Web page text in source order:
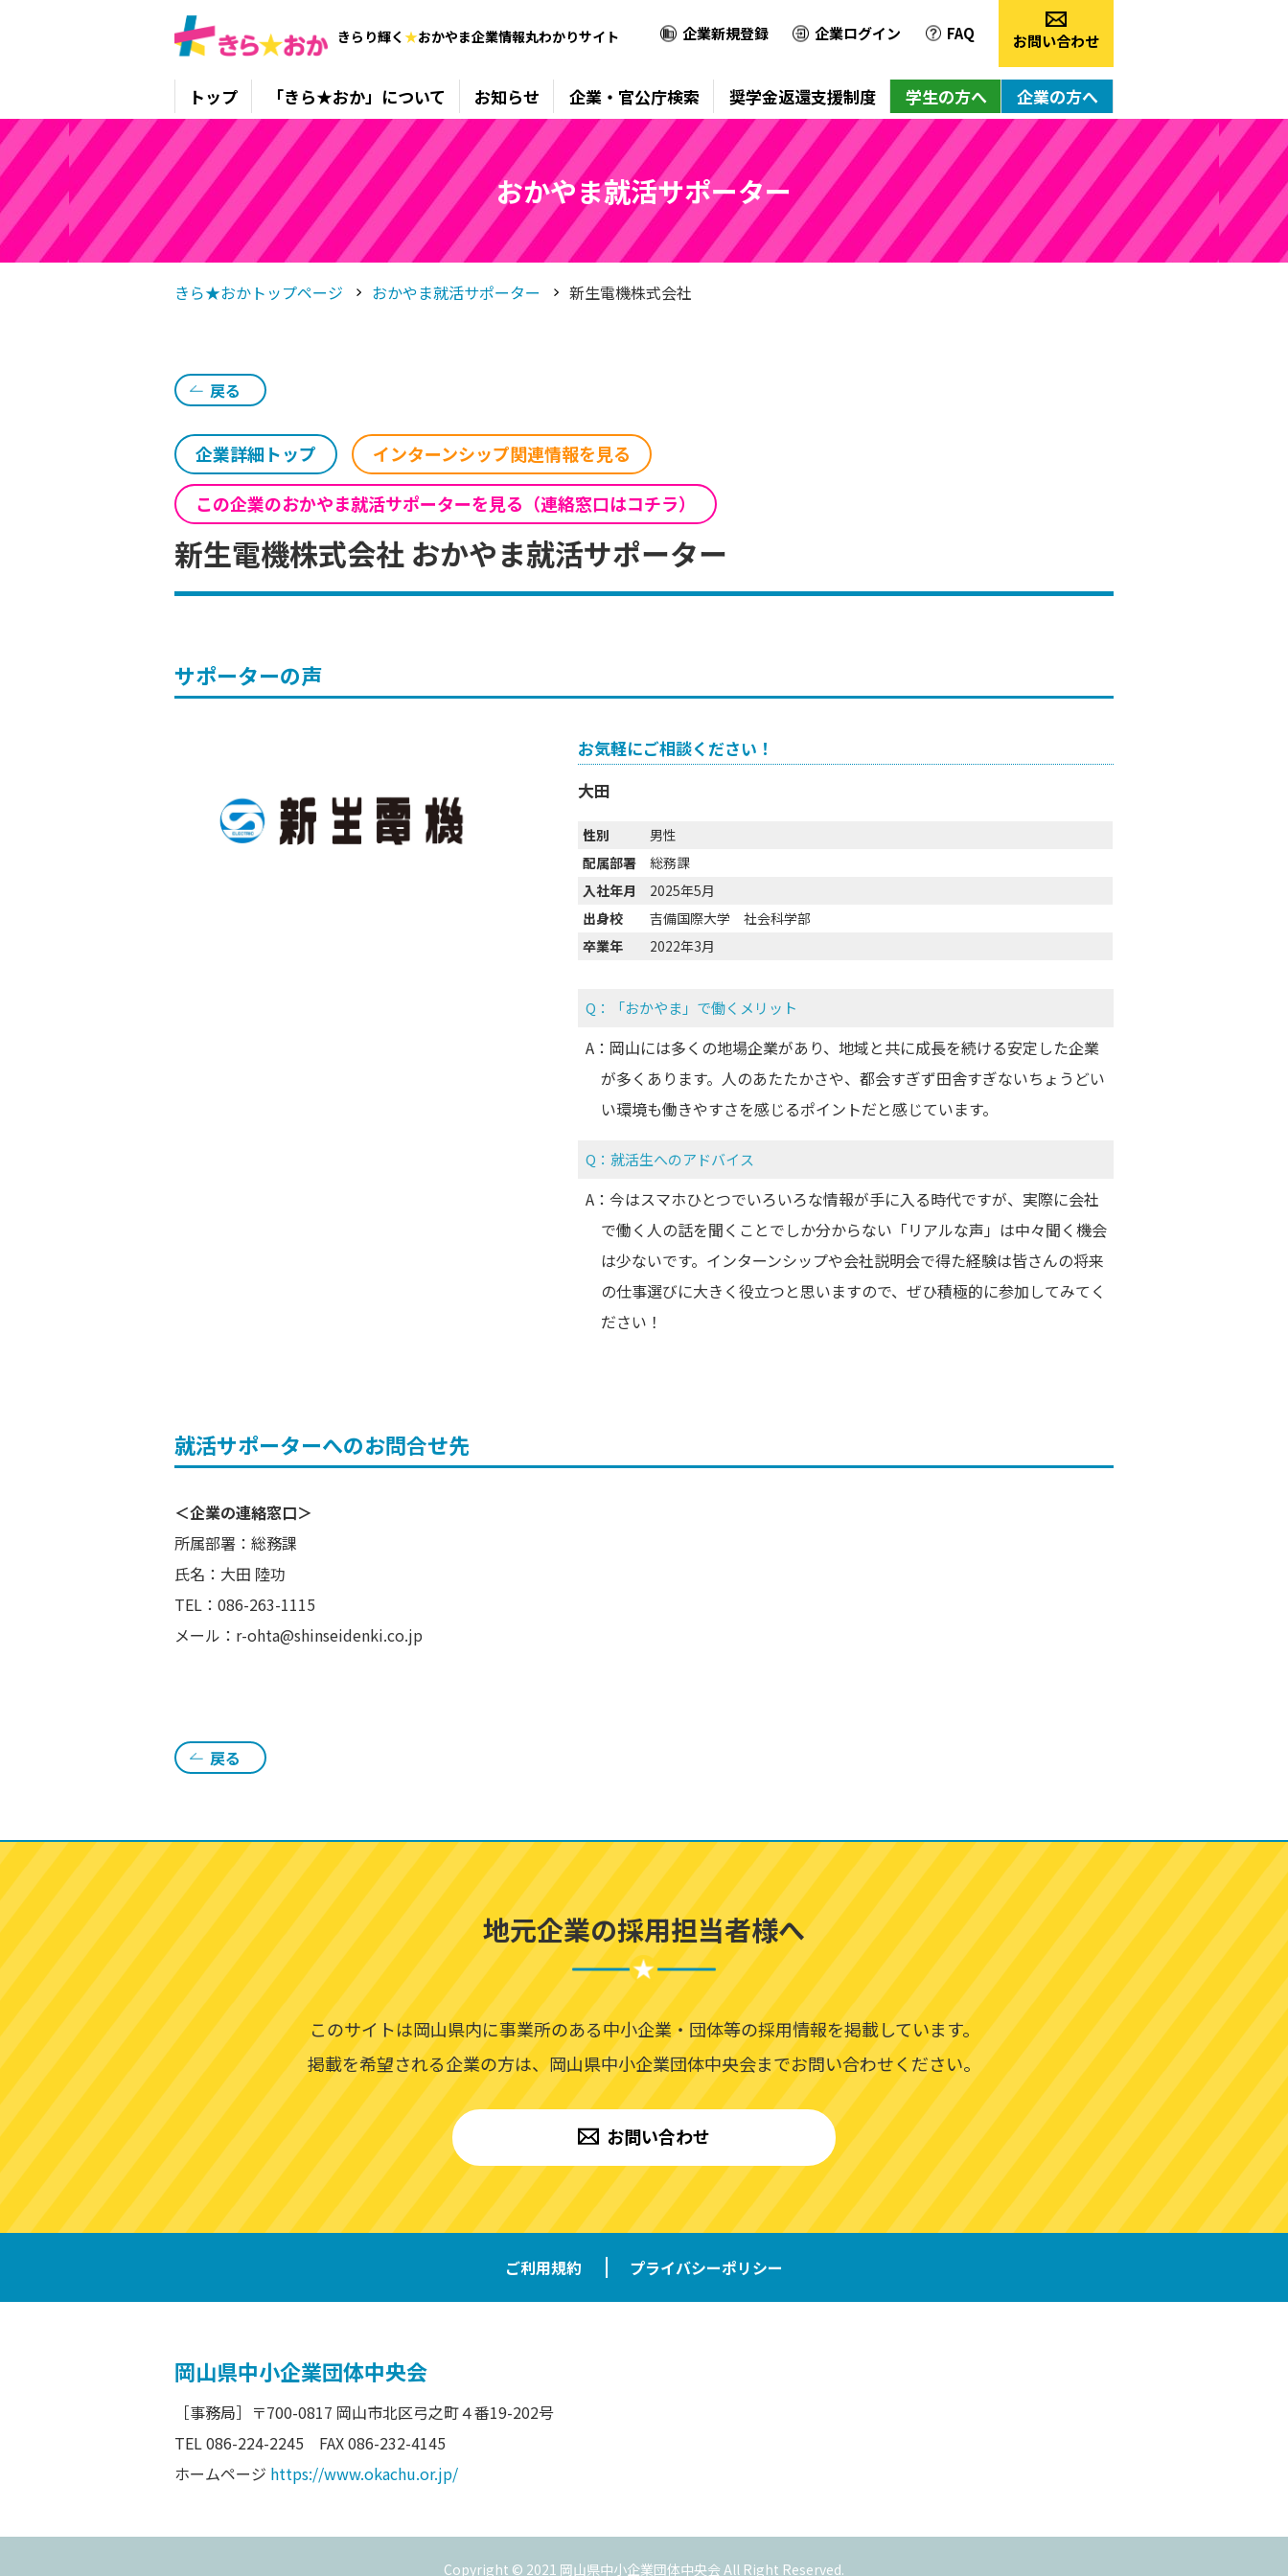
きらり輝く ★おかやま企業情報丸わかりサイト
トップ 「きら★おか」について お知らせ 企業・官公庁検索 奨学金返還支援制度 学生の方へ 企業の方へ
企業新規登録 企業ログイン FAQ お問い合わせ
おかやま就活サポーター
きら★おかトップページ おかやま就活サポーター 新生電機株式会社
戻る
企業詳細トップ
インターンシップ関連情報を見る
この企業のおかやま就活サポーターを見る（連絡窓口はコチラ）
新生電機株式会社 おかやま就活サポーター
サポーターの声
お気軽にご相談ください！
大田
性別
男性
配属部署
総務課
入社年月
2025年5月
出身校
吉備国際大学 社会科学部
卒業年
2022年3月
「おかやま」で働くメリット
岡山には多くの地場企業があり、地域と共に成長を続ける安定した企業
が多くあります。人のあたたかさや、都会すぎず田舎すぎないちょうどい
い環境も働きやすさを感じるポイントだと感じています。
就活生へのアドバイス
今はスマホひとつでいろいろな情報が手に入る時代ですが、実際に会社
で働く人の話を聞くことでしか分からない「リアルな声」は中々聞く機会
は少ないです。インターンシップや会社説明会で得た経験は皆さんの将来
の仕事選びに大きく役立つと思いますので、ぜひ積極的に参加してみてく
ださい！
就活サポーターへのお問合せ先
＜企業の連絡窓口＞
所属部署：総務課
氏名：大田 陸功
TEL：086-263-1115
メール：r-ohta@shinseidenki.co.jp
戻る
地元企業の採用担当者様へ
このサイトは岡山県内に事業所のある中小企業・団体等の採用情報を掲載しています。
掲載を希望される企業の方は、岡山県中小企業団体中央会までお問い合わせください。
お問い合わせ
ご利用規約 プライバシーポリシー
岡山県中小企業団体中央会
［事務局］ 〒700-0817 岡山市北区弓之町４番19-202号
TEL 086-224-2245 FAX 086-232-4145
ホームページ https://www.okachu.or.jp/
Copyright © 2021 岡山県中小企業団体中央会 All Right Reserved.